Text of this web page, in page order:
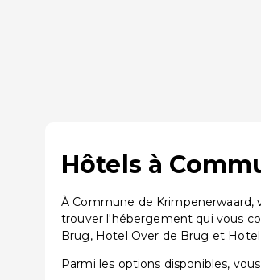
Hôtels à
À Commune de Krimpenerwaard,
trouver l'hébergement qui vous
Brug, Hotel Over de Brug et
Parmi les options disponibles,